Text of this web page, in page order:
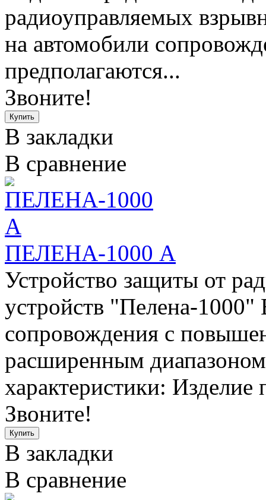
радиоуправляемых
на автомобили
предполагаются...
Звоните!
В закладки
В сравнение
ПЕЛЕНА-1000 А
Устройство защиты от
устройств "Пелена-1000"
сопровождения с
расширенным диапазоном
характеристики:
Звоните!
В закладки
В сравнение